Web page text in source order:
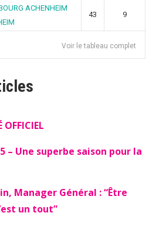
ACHENHEIM
43 9
Voir le tableau complet
– Une superbe saison pour la
Manager Général : “Être
un tout”